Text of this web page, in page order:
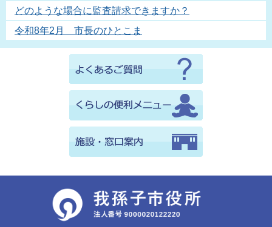
どのような場合に監査請求できますか？
令和8年2月 市長のひとこま